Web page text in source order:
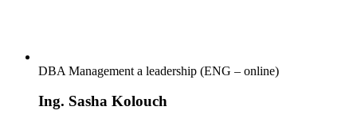
DBA Management a leadership (ENG – online)
Ing. Sasha Kolouch